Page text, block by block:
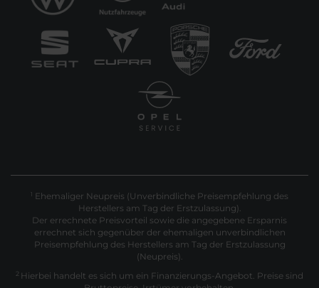
1 Ehemaliger Neupreis (Unverbindliche Preisempfehlung des
Herstellers am Tag der Erstzulassung).
Der errechnete Preisvorteil sowie die angegebene Ersparnis
errechnet sich gegenüber der ehemaligen unverbindlichen
Preisempfehlung des Herstellers am Tag der Erstzulassung
(Neupreis).
2 Hierbei handelt es sich um ein Finanzierungs-Angebot. Preise sind